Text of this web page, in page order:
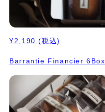
¥2,190 (税込)
Barrantie Financier 6Box